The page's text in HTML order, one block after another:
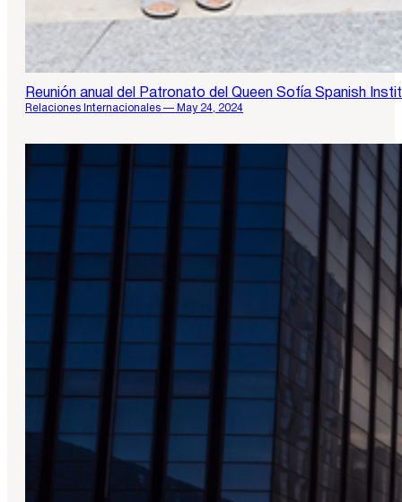
Reunión anual del Patronato del Queen Sofía Spanish
Relaciones Internacionales — May 24, 2024